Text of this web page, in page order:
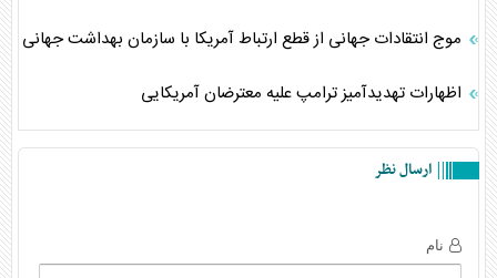
موج انتقادات جهانی از قطع ارتباط آمریکا با سازمان بهداشت جهانی
اظهارات تهدیدآمیز ترامپ علیه معترضان آمریکایی
ارسال نظر
نام